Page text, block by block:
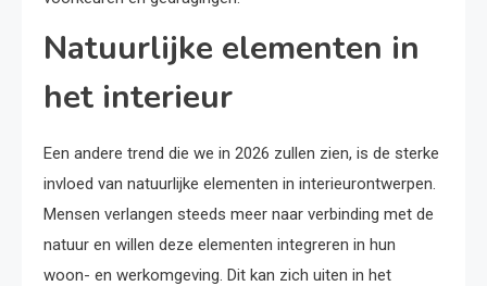
Natuurlijke elementen in
het interieur
Een andere trend die we in 2026 zullen zien, is de sterke
invloed van natuurlijke elementen in interieurontwerpen.
Mensen verlangen steeds meer naar verbinding met de
natuur en willen deze elementen integreren in hun
woon- en werkomgeving. Dit kan zich uiten in het